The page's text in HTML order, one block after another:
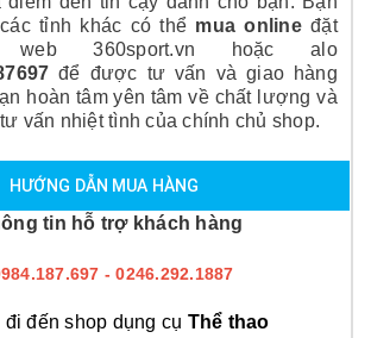
tỉnh khác có thể mua onlineđặt
360sport.vn hoặc alo
để được tư vấn và giao hàng
hoàn tâm yên tâm về chất lượng và
vấn nhiệt tình của chính chủ shop.
HƯỚNG DẪN MUA HÀNG
tin hỗ trợ khách hàng
- 0246.292.1887
đến shop dụng cụ Thể thao